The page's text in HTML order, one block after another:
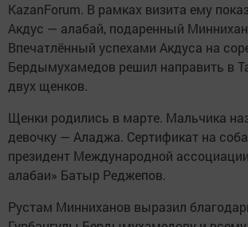
KazanForum. В рамках визита ему
Акдус — алабай, подаренный
Впечатлённый успехами Акдуса на
Бердымухамедов решил направить в
двух щенков.
Щенки родились в марте. Мальчика
девочку — Аладжа. Сертификат на
президент Международной
алабаи» Батыр Реджепов.
Рустам Минниханов выразил